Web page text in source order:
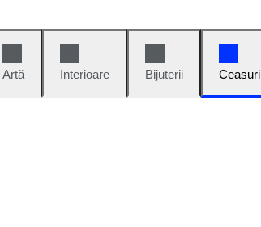
Artă
Interioare Bijuterii Ceasuri